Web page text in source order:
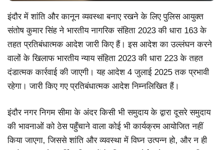
इंदौर में शांति और कानून व्यवस्था बनाए रखने के लिए पुलिस आयुक्त
संतोष कुमार सिंह ने भारतीय नागरिक संहिता 2023 की धारा 163 के
तहत प्रतिबंधात्मक आदेश जारी किए हैं। इस आदेश का उल्लंघन करने
वालों के खिलाफ भारतीय न्याय संहिता 2023 की धारा 223 के तहत
दंडात्मक कार्रवाई की जाएगी। यह आदेश 4 जुलाई 2025 तक प्रभावी
रहेगा। जारी किए गए प्रतिबंधात्मक आदेश निम्नलिखित हैं।
इंदौर नगर निगम सीमा के अंदर किसी भी समुदाय के द्वारा दूसरे समुदाय
की भावनाओं को ठेस पहुँचाने वाला कोई भी कार्यक्रम आयोजित नहीं
किया जाएगा, जिससे शांति और व्यवस्था में विघ्न उत्पन्न हो, और न ही